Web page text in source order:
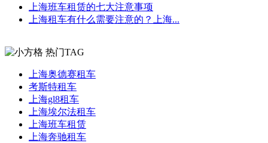
上海班车租赁的七大注意事项
上海租车有什么需要注意的？上海...
热门TAG
上海奥德赛租车
考斯特租车
上海gl8租车
上海埃尔法租车
上海班车租赁
上海奔驰租车